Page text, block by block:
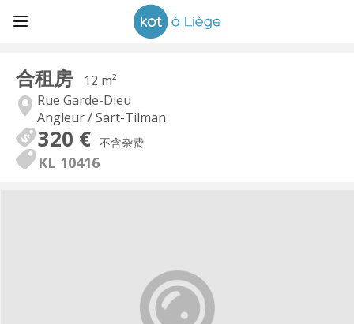
合租房
12 m²
Rue Garde-Dieu
Angleur / Sart-Tilman
320 € 不含杂费
KL 10416